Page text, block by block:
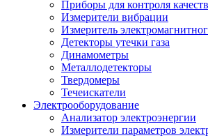
Приборы для контроля
Измерители вибрации
Измеритель
Детекторы утечки газа
Динамометры
Металлодетекторы
Твердомеры
Течеискатели
Электрооборудование
Анализатор электроэнергии
Измерители параметров